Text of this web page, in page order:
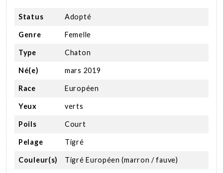
Status Adopté
Genre Femelle
Type Chaton
Né(e) mars 2019
Race Européen
Yeux verts
Poils Court
Pelage Tigré
Couleur(s) Tigré Européen (marron / fauve)